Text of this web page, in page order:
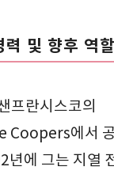
및 향후 역할
프란시스코의
에서
에 그는 지열